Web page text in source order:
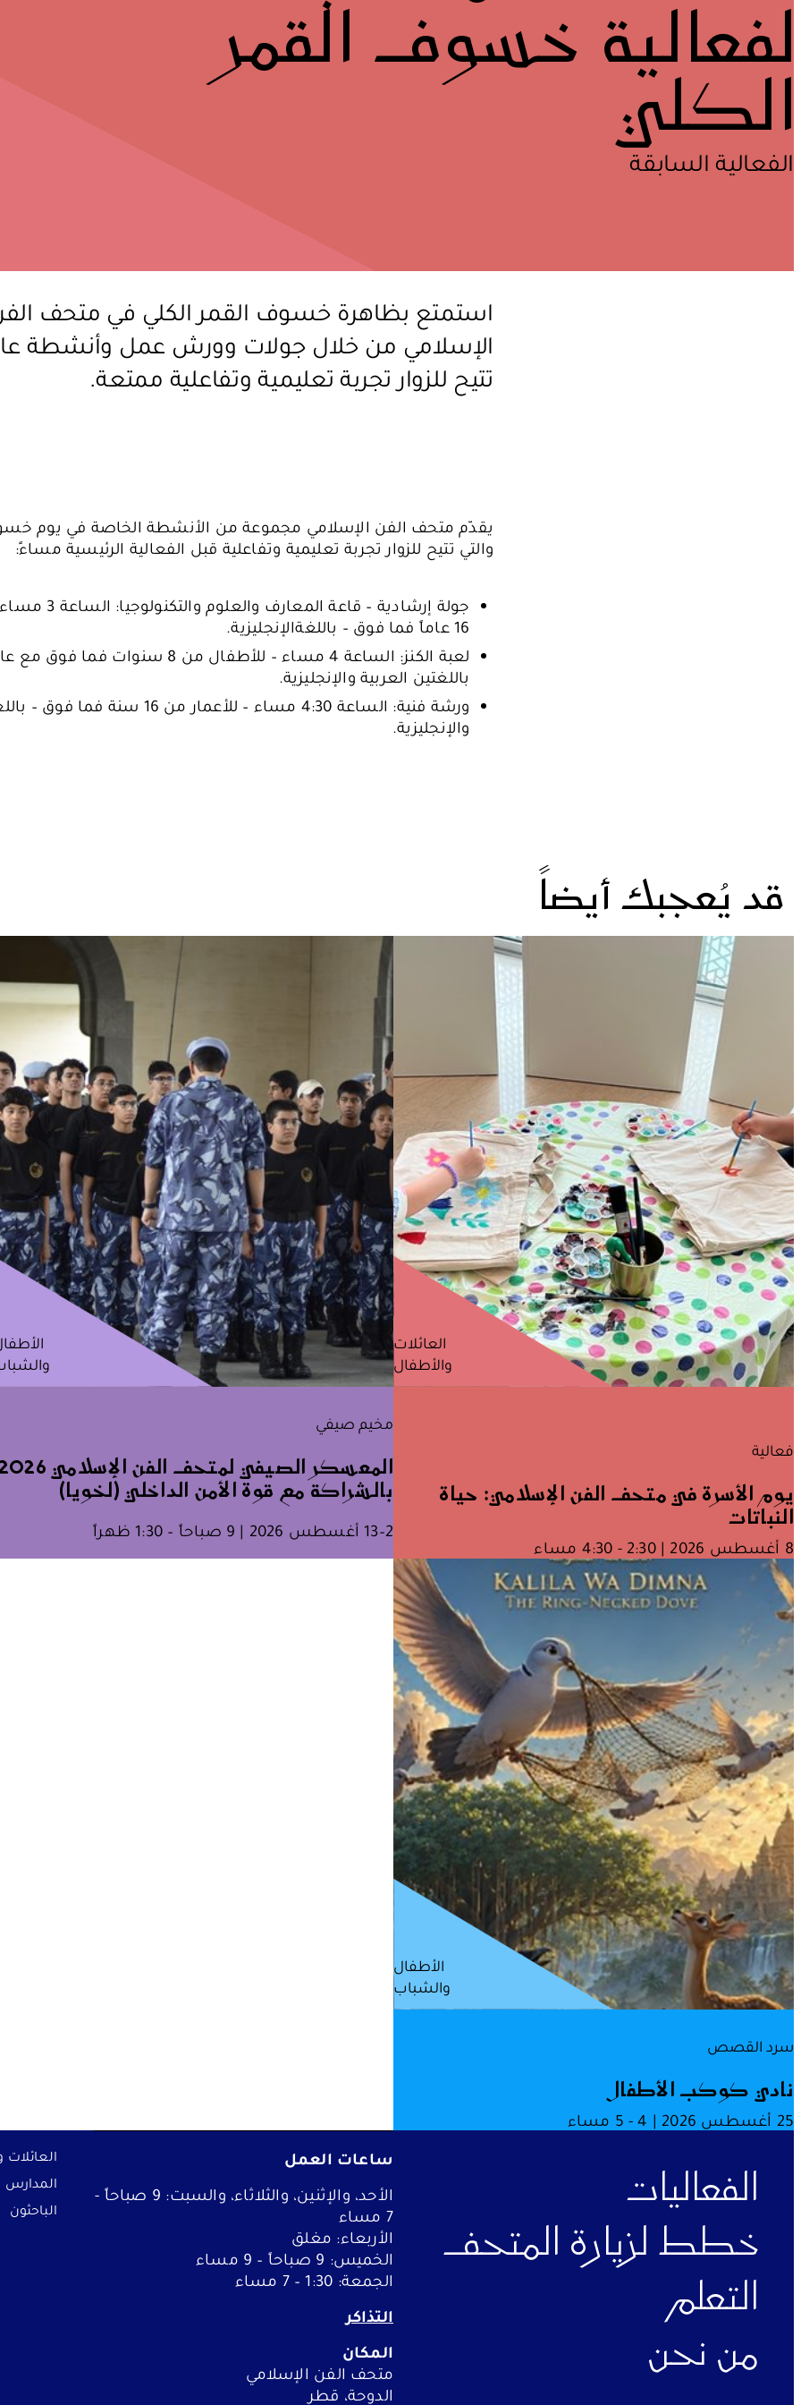
لفعالية خسوف القمر
الكلي
الفعالية السابقة
استمتع بظاهرة خسوف القمر الكلي في متحف
الإسلامي من خلال جولات وورش عمل وأنشطة
تتيح للزوار تجربة تعليمية وتفاعلية ممتعة.
يقدّم متحف الفن الإسلامي مجموعة من الأنشطة الخاصة في يوم
والتي تتيح للزوار تجربة تعليمية وتفاعلية قبل الفعالية الرئيسية مساءً:
جولة إرشادية – قاعة
16 عاماً فما فوق – باللغةالإنجليزية.
لعبة الكنز: الساعة 4 مساء – للأطفال من 8 سنوات
باللغتين العربية والإنجليزية.
ورشة فنية: الساعة 4:30 مساء – للأعمار من 16
والإنجليزية.
قد يُعجبك أيضاً
العائلات
والأطفال
فعالية
يوم الأسرة في متحف الفن الإسلامي: حياة
النباتات
8 أغسطس 2026 | 2:30 - 4:30 مساء
مخيم صيفي
المعسكر الصيفي لمتحف الفن
بالشراكة مع قوة الأمن الداخلي (لخويا)
2–13 أغسطس 2026 | 9 صباحاً – 1:30 ظهراً
الأطفال
والشباب
سرد القصص
نادي كوكب الأطفال
25 أغسطس 2026 | 4 - 5 مساء
الفعاليات
خطط لزيارة المتحف
التعلم
من نحن
ساعات العمل
الأحد، والإثنين، والثلاثاء، والسبت: 9 صباحاً -
7 مساء
الأربعاء: مغلق
الخميس: 9 صباحاً – 9 مساء
الجمعة: 1:30 – 7 مساء
التذاكر
المكان
متحف الفن الإسلامي
الدوحة، قطر
العائلات
المدارس
الباحثون
الفعاليات
خطط لزيارة
التعلم
من نحن
ملفات تعريف الارتباط الوظيفية
هذه الملفات ضرورية لتشغيل الموقع بشكل الصحيح. يرجى العلم أنه لا يمكنك